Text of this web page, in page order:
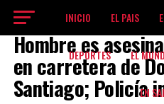
INICIO EL PAIS
DEPORTES EL
EN
EL CIBAO
Hombre es
en carretera de
Santiago; Policía